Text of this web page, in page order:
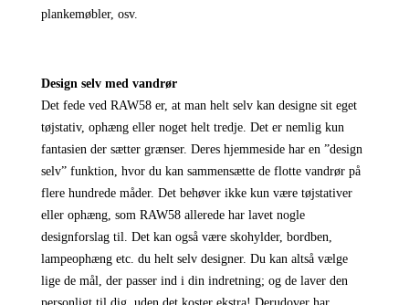
plankemøbler, osv.
Design selv med vandrør
Det fede ved RAW58 er, at man helt selv kan designe sit eget
tøjstativ, ophæng eller noget helt tredje. Det er nemlig kun
fantasien der sætter grænser. Deres hjemmeside har en ”design
selv” funktion, hvor du kan sammensætte de flotte vandrør på
flere hundrede måder. Det behøver ikke kun være tøjstativer
eller ophæng, som RAW58 allerede har lavet nogle
designforslag til. Det kan også være skohylder, bordben,
lampeophæng etc. du helt selv designer. Du kan altså vælge
lige de mål, der passer ind i din indretning; og de laver den